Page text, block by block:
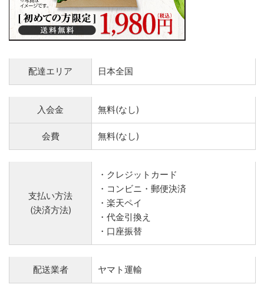
配達エリア 日本全国
入会金 無料(なし)
会費 無料(なし)
支払い方法
(決済方法)
・クレジットカード
・コンビニ・郵便決済
・楽天ペイ
・代金引換え
・口座振替
配送業者 ヤマト運輸